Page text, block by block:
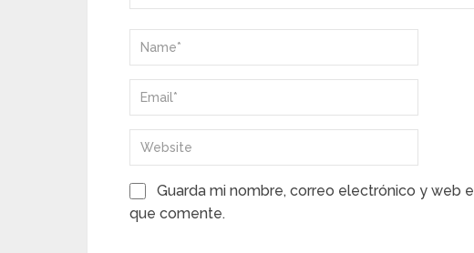
Guarda mi nombre, correo electrónico y web
que comente.